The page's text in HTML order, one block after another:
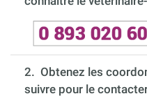
2. Obtenez les
suivre pour le